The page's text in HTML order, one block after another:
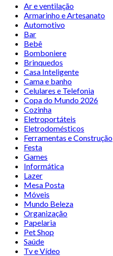
Ar e ventilação
Armarinho e Artesanato
Automotivo
Bar
Bebê
Bomboniere
Brinquedos
Casa Inteligente
Cama e banho
Celulares e Telefonia
Copa do Mundo 2026
Cozinha
Eletroportáteis
Eletrodomésticos
Ferramentas e Construção
Festa
Games
Informática
Lazer
Mesa Posta
Móveis
Mundo Beleza
Organização
Papelaria
Pet Shop
Saúde
Tv e Vídeo